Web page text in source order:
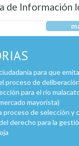
de Información
para que
proceso de
para el río
mayorista)
proceso de selección y
derecho para la